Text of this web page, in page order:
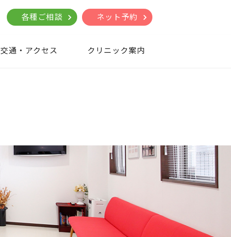
各種ご相談 ネット予約
交通・アクセス クリニック案内